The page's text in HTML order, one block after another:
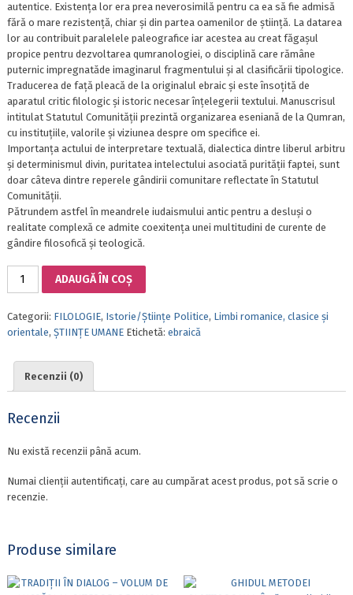
autentice. Existența lor era prea neverosimilă pentru ca ea să fie admisă
fără o mare rezistență, chiar și din partea oamenilor de știință. La datarea
lor au contribuit paralelele paleografice iar acestea au creat făgașul
propice pentru dezvoltarea qumranologiei, o disciplină care rămâne
puternic impregnatăde imaginarul fragmentului și al clasificării tipologice.
Traducerea de față pleacă de la originalul ebraic și este însoțită de
aparatul critic filologic și istoric necesar înțelegerii textului. Manuscrisul
intitulat Statutul Comunității prezintă organizarea eseniană de la Qumran,
cu instituțiile, valorile și viziunea despre om specifice ei.
Importanța actului de interpretare textuală, dialectica dintre liberul arbitru
și determinismul divin, puritatea intelectului asociată purității faptei, sunt
doar câteva dintre reperele gândirii comunitare reflectate în Statutul
Comunității.
Pătrundem astfel în meandrele iudaismului antic pentru a desluși o
realitate complexă ce admite coexitența unei multitudini de curente de
gândire filosofică și teologică.
Cantitate
LA
MAREA
COMUNITǍŢII
ADAUGĂ ÎN COȘ
Categorii: FILOLOGIE, Istorie/Științe Politice, Limbi romanice, clasice și
orientale, ȘTIINȚE UMANE Etichetă: ebraică
Recenzii (0)
Recenzii
Nu există recenzii până acum.
Numai clienții autentificați, care au cumpărat acest produs, pot să scrie o
recenzie.
Produse similare